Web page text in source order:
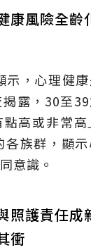
康風險全齡
示，心理健
露，30至
高或非常高
各族群，顯
意識。
照護責任成
衝